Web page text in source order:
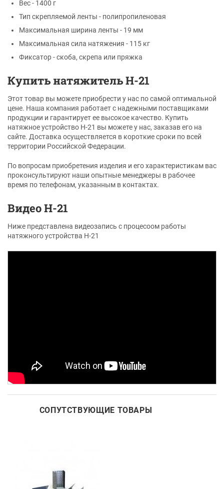
Вес - 1400 г
Тип скрепляемой ленты - полипропиленовая
Максимальная ширина ленты - 19 мм
Максимальная сила натяжения - 115 кг
Фиксатор - скоба, скрепа или пряжка
Купить натяжитель Н-21
Этот товар вы можете приобрести у нас по самой оптимальной
цене. Наша компания работает с надежными поставщиками
продукции и гарантирует ее высокое качество. Купить
натяжное устройство Н-21 вы можете у нас, заказав его на
сайте. Доставка осуществляется в короткие сроки по всей
территории Российской Федерации.
По вопросам приобретения изделия и его характеристикам вас
проконсультируют наши опытные менеджеры в рабочее
время по телефонам, указанным в контактах.
Видео Н-21
Ниже представлена видеозапись с процесоом работы
натяжного устройства Н-21
СОПУТСТВУЮЩИЕ ТОВАРЫ